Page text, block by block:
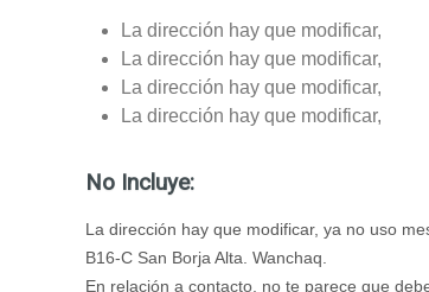
La dirección hay que modificar,
La dirección hay que modificar,
La dirección hay que modificar,
La dirección hay que modificar,
No Incluye:
La dirección hay que modificar, ya no uso
B16-C San Borja Alta. Wanchaq.
En relación a contacto, no te parece que